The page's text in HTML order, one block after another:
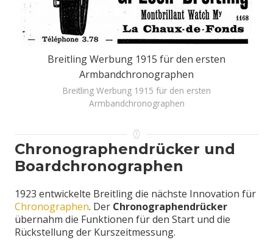
Breitling Werbung 1915 für den ersten
Armbandchronographen
Breitling Werbung 1915 für den ersten
Armbandchronographen
Chronographendrücker und
Boardchronographen
1923 entwickelte Breitling die nächste Innovation für
Chronographen. Der Chronographendrücker
übernahm die Funktionen für den Start und die
Rückstellung der Kurszeitmessung.